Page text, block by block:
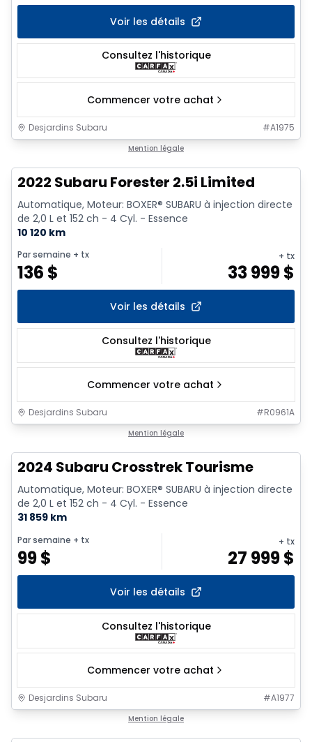
Voir les détails
Consultez l'historique
Commencer votre achat
Desjardins Subaru #A1975
Mention légale
2022 Subaru Forester 2.5i Limited
Automatique, Moteur: BOXER® SUBARU à injection directe
de 2,0 L et 152 ch - 4 Cyl. - Essence
10 120 km
Par semaine + tx
136 $
+ tx
33 999$
Voir les détails
Consultez l'historique
Commencer votre achat
Desjardins Subaru #R0961A
Mention légale
2024 Subaru Crosstrek Tourisme
Automatique, Moteur: BOXER® SUBARU à injection directe
de 2,0 L et 152 ch - 4 Cyl. - Essence
31 859 km
Par semaine + tx
99$
+ tx
27 999$
Voir les détails
Consultez l'historique
Commencer votre achat
Desjardins Subaru #A1977
Mention légale